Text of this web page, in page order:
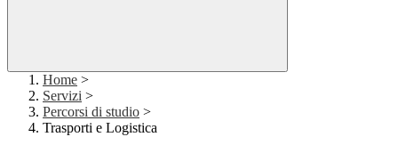
Home >
Servizi >
Percorsi di studio >
Trasporti e Logistica